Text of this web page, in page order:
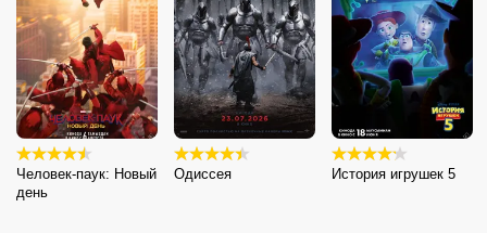
Человек-паук: Новый
день
Одиссея История игрушек 5